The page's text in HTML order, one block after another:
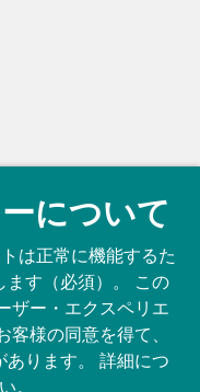
anytime on your
について
は正常に機能するた
す（必須）。 この
ザー・エクスペリエ
様の同意を得て、
ります。 詳細につ
。